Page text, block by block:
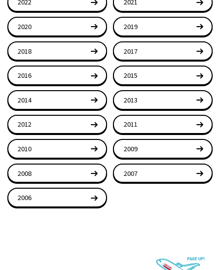
2022 2021
2020 2019
2018 2017
2016 2015
2014 2013
2012 2011
2010 2009
2008 2007
2006